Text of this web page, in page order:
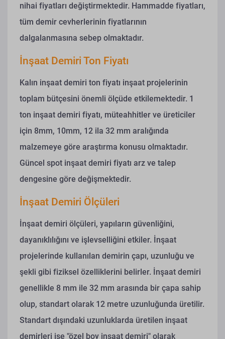
nihai fiyatları değiştirmektedir. Hammadde fiyatları,
tüm demir cevherlerinin fiyatlarının
dalgalanmasına sebep olmaktadır.
İnşaat Demiri Ton Fiyatı
Kalın inşaat demiri ton fiyatı inşaat projelerinin
toplam bütçesini önemli ölçüde etkilemektedir. 1
ton inşaat demiri fiyatı, müteahhitler ve üreticiler
için 8mm, 10mm, 12 ila 32 mm aralığında
malzemeye göre araştırma konusu olmaktadır.
Güncel spot inşaat demiri fiyatı arz ve talep
dengesine göre değişmektedir.
İnşaat Demiri Ölçüleri
İnşaat demiri ölçüleri, yapıların güvenliğini,
dayanıklılığını ve işlevselliğini etkiler. İnşaat
projelerinde kullanılan demirin çapı, uzunluğu ve
şekli gibi fiziksel özelliklerini belirler. İnşaat demiri
genellikle 8 mm ile 32 mm arasında bir çapa sahip
olup, standart olarak 12 metre uzunluğunda üretilir.
Standart dışındaki uzunluklarda üretilen inşaat
demirleri ise "özel boy inşaat demiri" olarak